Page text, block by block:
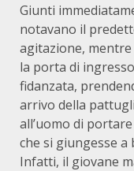
Giunti
notavano il
agitazione,
la porta di
fidanzata,
arrivo della
all’uomo di
che si giungesse a
Infatti, il giovane